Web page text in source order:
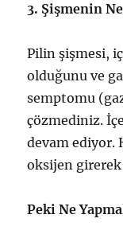
3. Şişmenin
Pilin şişmesi,
olduğunu ve
semptomu
çözmediniz.
devam ediyor.
oksijen girerek
Peki Ne